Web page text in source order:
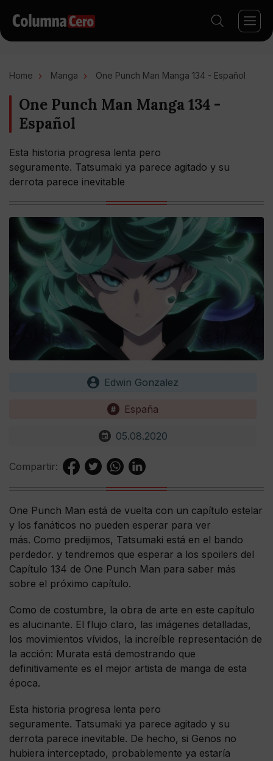
Home Manga One Punch Man Manga 134 - Español
One Punch Man Manga 134 -
Español
Esta historia progresa lenta pero
seguramente. Tatsumaki ya parece agitado y su
derrota parece inevitable
Edwin Gonzalez
España
05.08.2020
Compartir:
One Punch Man está de vuelta con un capítulo estelar
y los fanáticos no pueden esperar para ver
más. Como predijimos, Tatsumaki está en el bando
perdedor. y tendremos que esperar a los spoilers del
Capítulo 134 de One Punch Man para saber más
sobre el próximo capítulo.
Como de costumbre, la obra de arte en este capítulo
es alucinante. El flujo claro, las imágenes detalladas,
los movimientos vívidos, la increíble representación de
la acción: Murata está demostrando que
definitivamente es el mejor artista de manga de esta
época.
Esta historia progresa lenta pero
seguramente. Tatsumaki ya parece agitado y su
derrota parece inevitable. De hecho, si Genos no
hubiera interceptado, probablemente ya estaría